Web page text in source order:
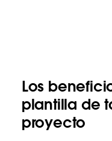
Los
plantilla de
proyecto